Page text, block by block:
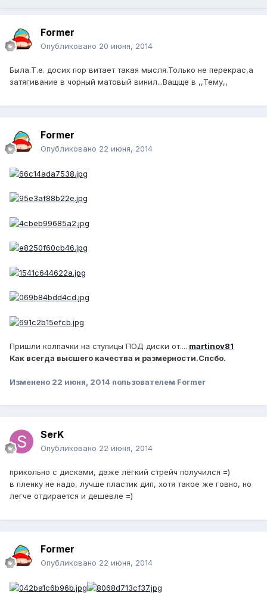
Former
Опубликовано 20 июня, 2014
Была.Т.е. досих пор витает такая мысля.Только не перекрас,а
затягивание в чорный матовый винил...Ващще в ,,Тему,,
Former
Опубликовано 22 июня, 2014
Пришли колпачки на ступицы ПОД диски от.... martinov81
Как всегда высшего качества и размерности.Спсбо.
Изменено 22 июня, 2014 пользователем Former
SerK
Опубликовано 22 июня, 2014
прикольно с дисками, даже лёгкий стрейч получился =)
в пленку не надо, лучше пластик дип, хотя такое же говно, но
легче отдирается и дешевле =)
Former
Опубликовано 22 июня, 2014